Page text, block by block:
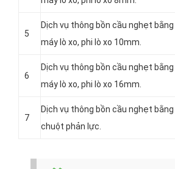
5
Dịch vụ thông bồn cầu nghẹt bằng
máy lò xo, phi lò xo 10mm.
6
Dịch vụ thông bồn cầu nghẹt bằng
máy lò xo, phi lò xo 16mm.
7
Dịch vụ thông bồn cầu nghẹt bằng
chuột phản lực.